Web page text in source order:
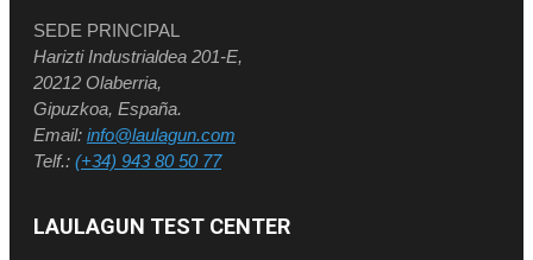
SEDE PRINCIPAL
Harizti Industrialdea 201-E,
20212 Olaberria,
Gipuzkoa, España.
Email: info@laulagun.com
Telf.: (+34) 943 80 50 77
LAULAGUN TEST CENTER